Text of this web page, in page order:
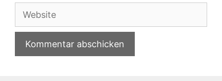
Adresse
Website